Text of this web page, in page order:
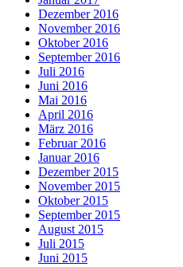
Dezember 2016
November 2016
Oktober 2016
September 2016
Juli 2016
Juni 2016
Mai 2016
April 2016
März 2016
Februar 2016
Januar 2016
Dezember 2015
November 2015
Oktober 2015
September 2015
August 2015
Juli 2015
Juni 2015